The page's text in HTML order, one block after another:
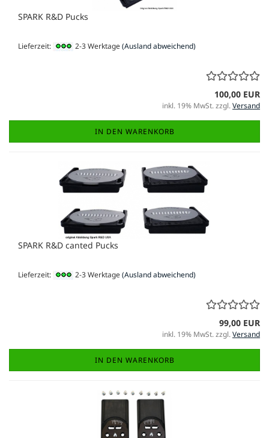
SPARK R&D Pucks
Lieferzeit: 2-3 Werktage(Ausland abweichend)
100,00 EUR
inkl. 19% MwSt. zzgl.Versand
IN DEN WARENKORB
SPARK R&D canted Pucks
Lieferzeit: 2-3 Werktage(Ausland abweichend)
99,00 EUR
inkl. 19% MwSt. zzgl.Versand
IN DEN WARENKORB